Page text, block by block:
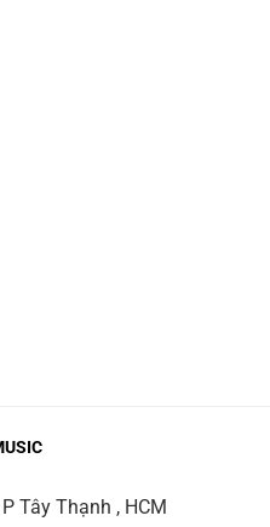
Tây Thạnh , HCM